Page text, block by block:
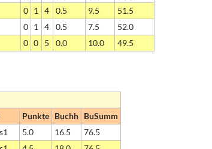
0 1 4 0.5 9.5
51.5
0 1 4 0.5 7.5
52.0
0 0 5 0.0 10.0 49.5
Punkte Buchh BuSumm
5.0 16.5
76.5